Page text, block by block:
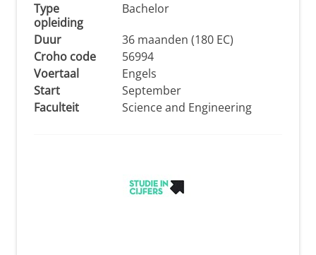
Type
opleiding
Bachelor
Duur
36 maanden (180 EC)
Croho code
56994
Voertaal
Engels
Start
September
Faculteit
Science and Engineering